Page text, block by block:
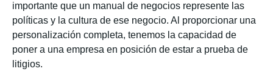
importante que un manual de negocios represente las
políticas y la cultura de ese negocio. Al proporcionar una
personalización completa, tenemos la capacidad de
poner a una empresa en posición de estar a prueba de
litigios.